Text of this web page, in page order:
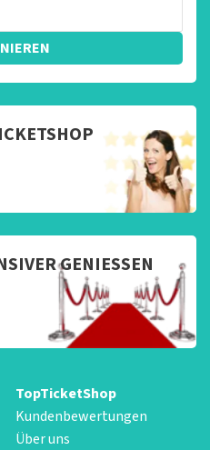
GENIESSEN
TopTicketShop
Kundenbewertungen
Über uns